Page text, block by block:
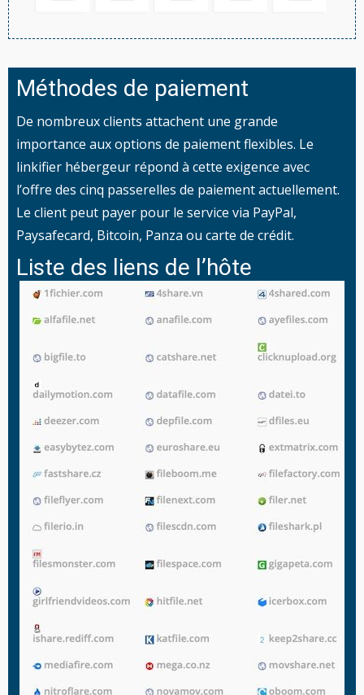
Méthodes de paiement
De nombreux clients attachent une grande
importance aux options de paiement flexibles. Le
linkifier hébergeur répond à cette exigence avec
l’offre des cinq passerelles de paiement actuellement.
Le client peut payer pour le service via PayPal,
Paysafecard, Bitcoin, Panza ou carte de crédit.
Liste des liens de l’hôte